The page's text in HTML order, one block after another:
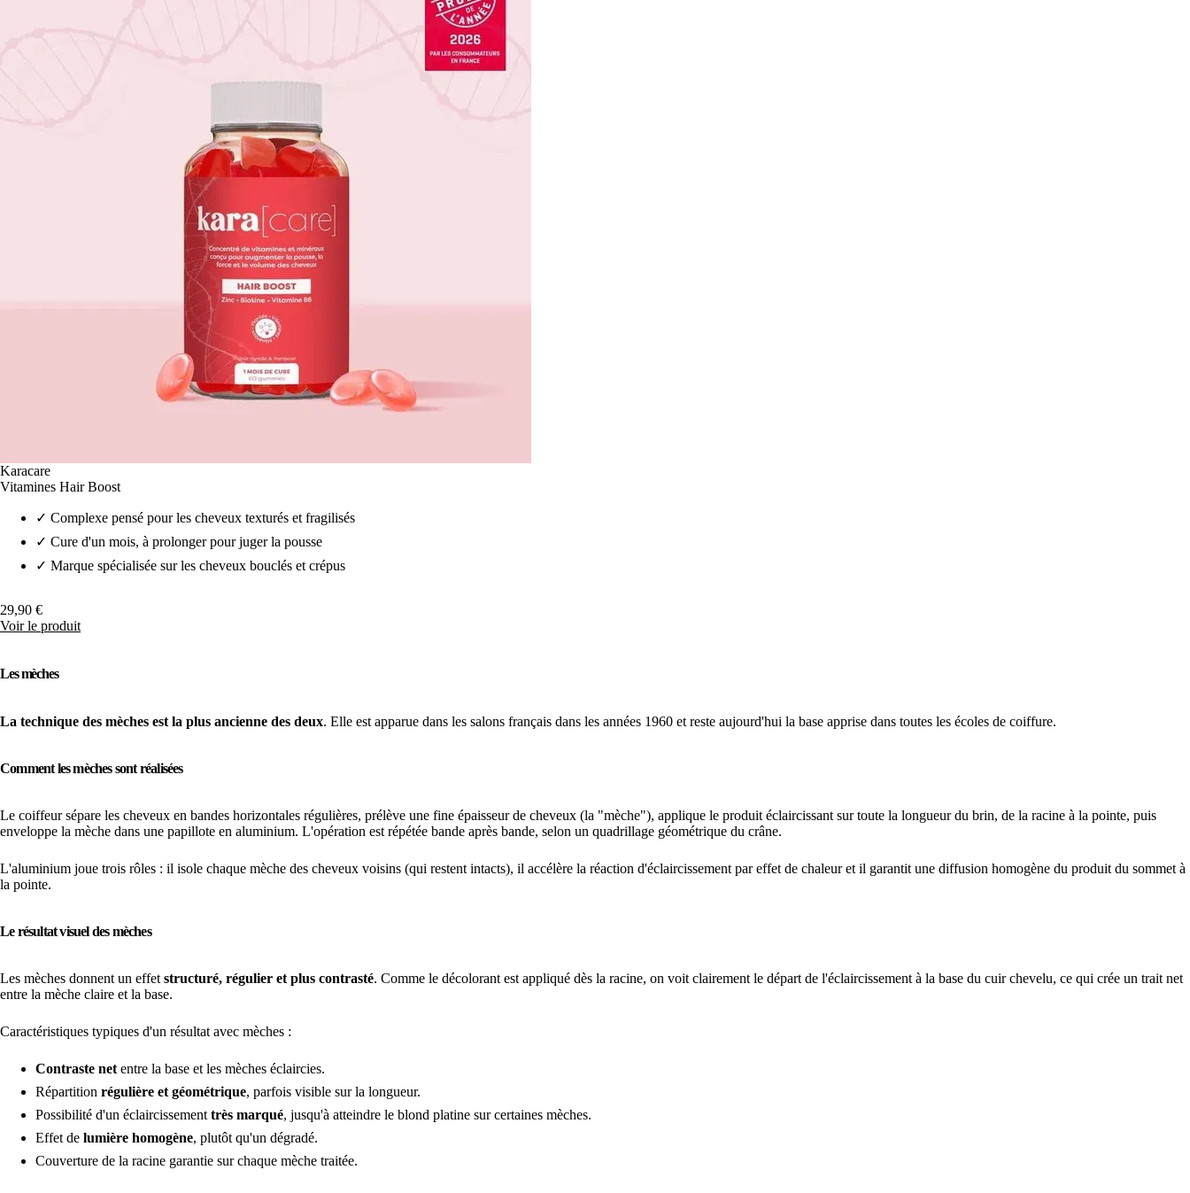
Karacare
Vitamines Hair Boost
✓ Complexe pensé pour les cheveux texturés et fragilisés
✓ Cure d'un mois, à prolonger pour juger la pousse
✓ Marque spécialisée sur les cheveux bouclés et crépus
29,90 €
Voir le produit
Les mèches
La technique des mèches est la plus ancienne des deux. Elle est apparue dans les salons français dans les années 1960 et reste aujourd'hui la base apprise dans toutes les écoles de coiffure.
Comment les mèches sont réalisées
Le coiffeur sépare les cheveux en bandes horizontales régulières, prélève une fine épaisseur de cheveux (la "mèche"), applique le produit éclaircissant sur toute la longueur du brin, de la racine à la pointe, puis
enveloppe la mèche dans une papillote en aluminium. L'opération est répétée bande après bande, selon un quadrillage géométrique du crâne.
L'aluminium joue trois rôles : il isole chaque mèche des cheveux voisins (qui restent intacts), il accélère la réaction d'éclaircissement par effet de chaleur et il garantit une diffusion homogène du produit du sommet à
la pointe.
Le résultat visuel des mèches
Les mèches donnent un effet structuré, régulier et plus contrasté. Comme le décolorant est appliqué dès la racine, on voit clairement le départ de l'éclaircissement à la base du cuir chevelu, ce qui crée un trait net
entre la mèche claire et la base.
Caractéristiques typiques d'un résultat avec mèches :
Contraste net entre la base et les mèches éclaircies.
Répartition régulière et géométrique, parfois visible sur la longueur.
Possibilité d'un éclaircissement très marqué, jusqu'à atteindre le blond platine sur certaines mèches.
Effet de lumière homogène, plutôt qu'un dégradé.
Couverture de la racine garantie sur chaque mèche traitée.